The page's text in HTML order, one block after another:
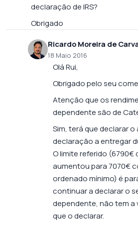
declaração de IRS?
Obrigado
Ricardo Moreira de
18 Maio 2016
Olá Rui,
Obrigado pelo seu
Atenção que os
dependente são de
Sim, terá que declarar
declaração a entregar
O limite referido
aumentou para 7070€
ordenado mínimo) é
continuar a declarar o
dependente, não tem a
que o declarar.